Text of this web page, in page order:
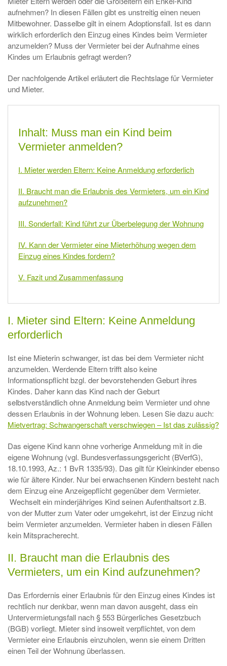
aufnehmen? In diesen Fällen gibt es unstreitig einen neuen
Mitbewohner. Dasselbe gilt in einem Adoptionsfall. Ist es dann
wirklich erforderlich den Einzug eines Kindes beim Vermieter
anzumelden? Muss der Vermieter bei der Aufnahme eines
Kindes um Erlaubnis gefragt werden?
Der nachfolgende Artikel erläutert die Rechtslage für Vermieter
und Mieter.
Inhalt: Muss man ein Kind beim
Vermieter anmelden?
I. Mieter werden Eltern: Keine Anmeldung erforderlich
II. Braucht man die Erlaubnis des Vermieters, um ein Kind
aufzunehmen?
III. Sonderfall: Kind führt zur Überbelegung der Wohnung
IV. Kann der Vermieter eine Mieterhöhung wegen dem
Einzug eines Kindes fordern?
V. Fazit und Zusammenfassung
I. Mieter sind Eltern: Keine Anmeldung
erforderlich
Ist eine Mieterin schwanger, ist das bei dem Vermieter nicht
anzumelden. Werdende Eltern trifft also keine
Informationspflicht bzgl. der bevorstehenden Geburt ihres
Kindes. Daher kann das Kind nach der Geburt
selbstverständlich ohne Anmeldung beim Vermieter und ohne
dessen Erlaubnis in der Wohnung leben. Lesen Sie dazu auch:
Mietvertrag: Schwangerschaft verschwiegen – Ist das zulässig?
Das eigene Kind kann ohne vorherige Anmeldung mit in die
eigene Wohnung (vgl. Bundesverfassungsgericht (BVerfG),
18.10.1993, Az.: 1 BvR 1335/93). Das gilt für Kleinkinder ebenso
wie für ältere Kinder. Nur bei erwachsenen Kindern besteht nach
dem Einzug eine Anzeigepflicht gegenüber dem Vermieter.
Wechselt ein minderjähriges Kind seinen Aufenthaltsort z.B.
von der Mutter zum Vater oder umgekehrt, ist der Einzug nicht
beim Vermieter anzumelden. Vermieter haben in diesen Fällen
kein Mitspracherecht.
II. Braucht man die Erlaubnis des
Vermieters, um ein Kind aufzunehmen?
Das Erfordernis einer Erlaubnis für den Einzug eines Kindes ist
rechtlich nur denkbar, wenn man davon ausgeht, dass ein
Untervermietungsfall nach § 553 Bürgerliches Gesetzbuch
(BGB) vorliegt. Mieter sind insoweit verpflichtet, von dem
Vermieter eine Erlaubnis einzuholen, wenn sie einem Dritten
einen Teil der Wohnung überlassen.